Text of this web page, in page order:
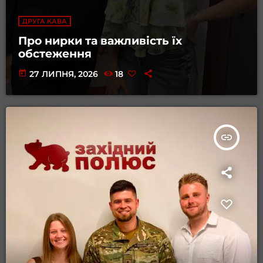
ДРУГА КАВА
Про нирки та важливість їх
обстеження
today 27 ЛИПНЯ, 2026 18
insert_link